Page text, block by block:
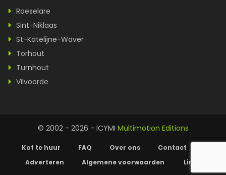
Roeselare
Sint-Niklaas
St-Katelijne-Waver
Torhout
Turnhout
Vilvoorde
© 2002 - 2026 - ICYMI Multimotion Editions
Kot te huur FAQ Over ons
Contact
Adverteren
Algemene voorwaarden Links